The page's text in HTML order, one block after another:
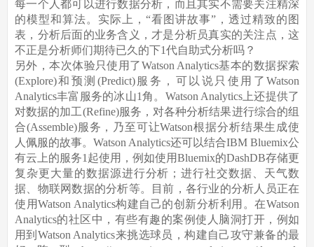
每一个人都可以进行数据分析，而且其实不需要关注精深
的模型和算法。实际上，“看图讲故事”，透过精致的图
表，分析后面的业务含义，才是分析员真实的关注点，这
不正是分析师们期待已久的下1代自助式分析吗？
另外，本次体验只使用了Watson Analytics基本的数据探索
(Explore)和预测(Predict)服务，可以说只使用了Watson
Analytics丰富服务的冰山1角。Watson Analytics上还提供了
对数据的加工(Refine)服务，对各种分析结果进行综合的组
合(Assemble)服务，乃至可让Watson根据分析结果生成使
人佩服的故事。Watson Analytics还可以结合IBM Bluemix公
有云上的服务1起使用，例如使用Bluemix的DashDB存储更
复杂更大量的数据源进行分析；进行社交数据、天气数
据、物联网数据的分析等。目前，各行业的分析人员正在
使用Watson Analytics构建自己的创新分析利用。在Watson
Analytics的社区中，有些有趣的案例使人脑洞打开，例如
用到Watson Analytics来挑选球员，构建自己攻守兼备的最